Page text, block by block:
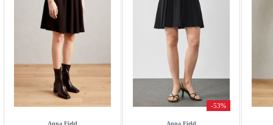
Anna Field
-53%
Anna Field